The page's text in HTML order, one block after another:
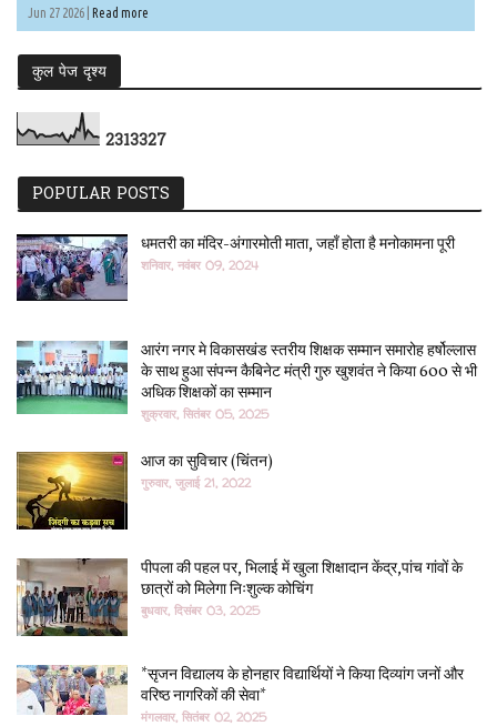
Jun 27 2026 | Read more
कुल पेज दृश्य
2313327
POPULAR POSTS
धमतरी का मंदिर-अंगारमोती माता, जहाँ होता है मनोकामना पूरी
शनिवार, नवंबर 09, 2024
आरंग नगर मे विकासखंड स्तरीय शिक्षक सम्मान समारोह हर्षोल्लास
के साथ हुआ संपन्न कैबिनेट मंत्री गुरु खुशवंत ने किया 600 से भी
अधिक शिक्षकों का सम्मान
शुक्रवार, सितंबर 05, 2025
आज का सुविचार (चिंतन)
गुरुवार, जुलाई 21, 2022
पीपला की पहल पर, भिलाई में खुला शिक्षादान केंद्र,पांच गांवों के
छात्रों को मिलेगा निःशुल्क कोचिंग
बुधवार, दिसंबर 03, 2025
*सृजन विद्यालय के होनहार विद्यार्थियों ने किया दिव्यांग जनों और
वरिष्ठ नागरिकों की सेवा*
मंगलवार, सितंबर 02, 2025